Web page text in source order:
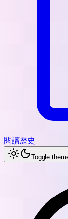
閱讀歷史
Toggle